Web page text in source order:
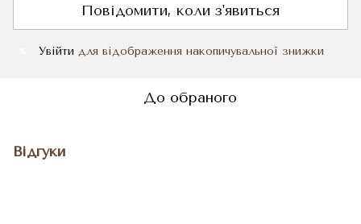
Повідомити, коли з'явиться
Увійти для відображення накопичувальної знижки
До обраного
Відгуки